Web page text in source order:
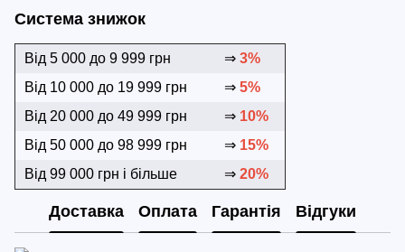
Система знижок
Від 5 000 до 9 999 грн ⇒ 3%
Від 10 000 до 19 999 грн
⇒ 5%
Від 20 000 до 49 999 грн
⇒ 10%
Від 50 000 до 98 999 грн
⇒ 15%
Від 99 000 грн і більше
⇒ 20%
Доставка Оплата Гарантія Відгуки